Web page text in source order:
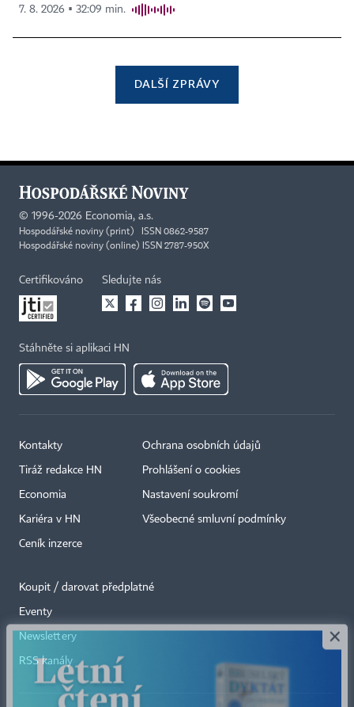
7. 8. 2026 ▪ 32:09 min.
DALŠÍ ZPRÁVY
© 1996-2026 Economia, a.s.
Hospodářské noviny (print) ISSN 0862-9587
Hospodářské noviny (online) ISSN 2787-950X
Certifikováno Sledujte nás
Stáhněte si aplikaci HN
Kontakty
Tiráž redakce HN
Economia
Kariéra v HN
Ceník inzerce
Ochrana osobních údajů
Prohlášení o cookies
Nastavení soukromí
Všeobecné smluvní podmínky
Koupit / darovat předplatné
Eventy
Newslettery
RSS kanály
×